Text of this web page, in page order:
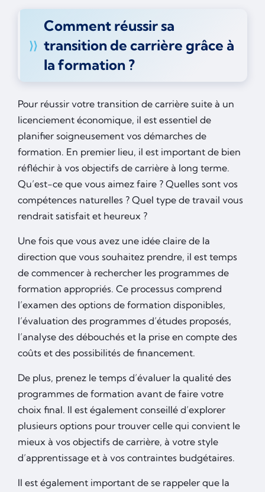
Comment réussir sa
transition de carrière grâce à
la formation ?
Pour réussir votre transition de carrière suite à un
licenciement économique, il est essentiel de
planifier soigneusement vos démarches de
formation. En premier lieu, il est important de bien
réfléchir à vos objectifs de carrière à long terme.
Qu’est-ce que vous aimez faire ? Quelles sont vos
compétences naturelles ? Quel type de travail vous
rendrait satisfait et heureux ?
Une fois que vous avez une idée claire de la
direction que vous souhaitez prendre, il est temps
de commencer à rechercher les programmes de
formation appropriés. Ce processus comprend
l’examen des options de formation disponibles,
l’évaluation des programmes d’études proposés,
l’analyse des débouchés et la prise en compte des
coûts et des possibilités de financement.
De plus, prenez le temps d’évaluer la qualité des
programmes de formation avant de faire votre
choix final. Il est également conseillé d’explorer
plusieurs options pour trouver celle qui convient le
mieux à vos objectifs de carrière, à votre style
d’apprentissage et à vos contraintes budgétaires.
Il est également important de se rappeler que la